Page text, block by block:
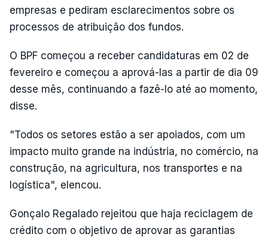
empresas e pediram esclarecimentos sobre os
processos de atribuição dos fundos.
O BPF começou a receber candidaturas em 02 de
fevereiro e começou a aprová-las a partir de dia 09
desse mês, continuando a fazê-lo até ao momento,
disse.
"Todos os setores estão a ser apoiados, com um
impacto muito grande na indústria, no comércio, na
construção, na agricultura, nos transportes e na
logística", elencou.
Gonçalo Regalado rejeitou que haja reciclagem de
crédito com o objetivo de aprovar as garantias